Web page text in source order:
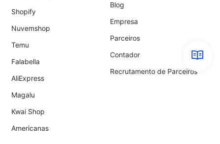
Shopify
Nuvemshop
Temu
Falabella
AliExpress
Magalu
Kwai Shop
Americanas
Blog
Empresa
Parceiros
Contador
Recrutamento de Parceiros